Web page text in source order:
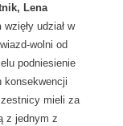
Lena
wzięły udział w
wolni od
podniesienie
konsekwencji
mieli za
z jednym z